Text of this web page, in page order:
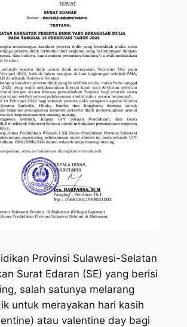
Provinsi Sulawesi-Selatan
Surat Edaran (SE) yang berisi
salah satunya melarang
untuk merayakan hari kasih
atau valentine day bagi